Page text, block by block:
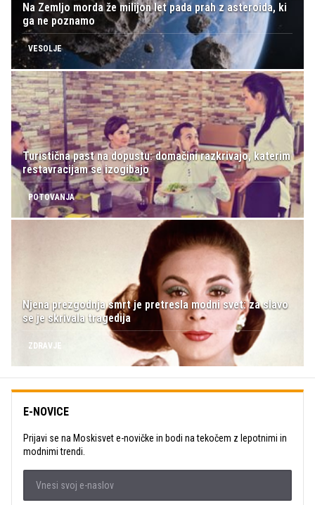
Na Zemljo morda že milijon let pada prah z asteroida, ki
ga ne poznamo
VESOLJE
Turistična past na dopustu: domačini razkrivajo, katerim
restavracijam se izogibajo
POTOVANJA
Njena prezgodnja smrt je pretresla modni svet: za slavo
se je skrivala tragedija
ZDRAVJE
E-NOVICE
Prijavi se na Moskisvet e-novičke in bodi na tekočem z lepotnimi in
modnimi trendi.